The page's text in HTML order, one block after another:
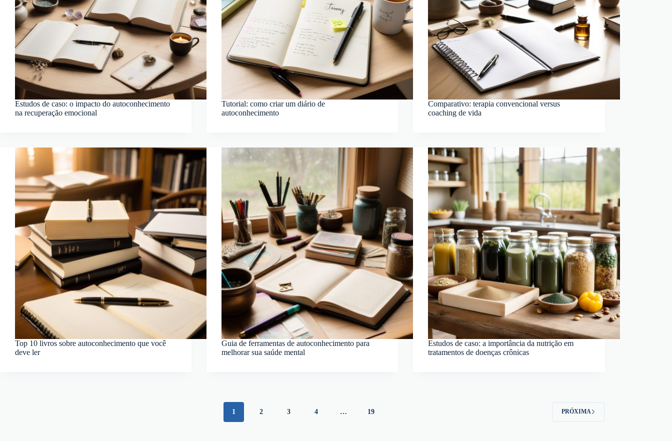
Estudos de caso: o impacto do autoconhecimento
na recuperação emocional
Tutorial: como criar um diário de
autoconhecimento
Comparativo: terapia convencional versus
coaching de vida
Top 10 livros sobre autoconhecimento que você
deve ler
Guia de ferramentas de autoconhecimento para
melhorar sua saúde mental
Estudos de caso: a importância da nutrição em
tratamentos de doenças crônicas
1 2 3 4 … 19 PRÓXIMA